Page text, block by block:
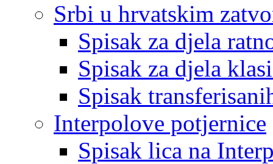
Srbi u hrvatskim
Spisak za djela
Spisak za djela
Spisak
Interpolove potjernice
Spisak lica na